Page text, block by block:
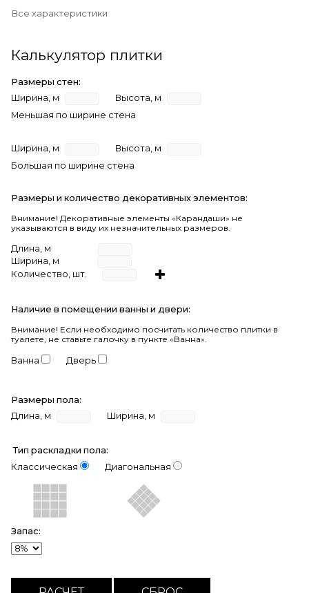
Все характеристики
Калькулятор плитки
Размеры стен:
Ширина, м
Высота, м
Меньшая по ширине стена
Ширина, м
Высота, м
Большая по ширине стена
Размеры и количество декоративных элементов:
Внимание! Декоративные элементы «Карандаши» не
указываются в виду их незначительных размеров.
Длина, м
Ширина, м
Количество, шт.
Наличие в помещении ванны и двери:
Внимание! Если необходимо посчитать количество плитки в
туалете, не ставьте галочку в пункте «Ванна».
Ванна Дверь
Размеры пола:
Длина, м
Ширина, м
Тип раскладки пола:
Классическая
Диагональная
Запас: